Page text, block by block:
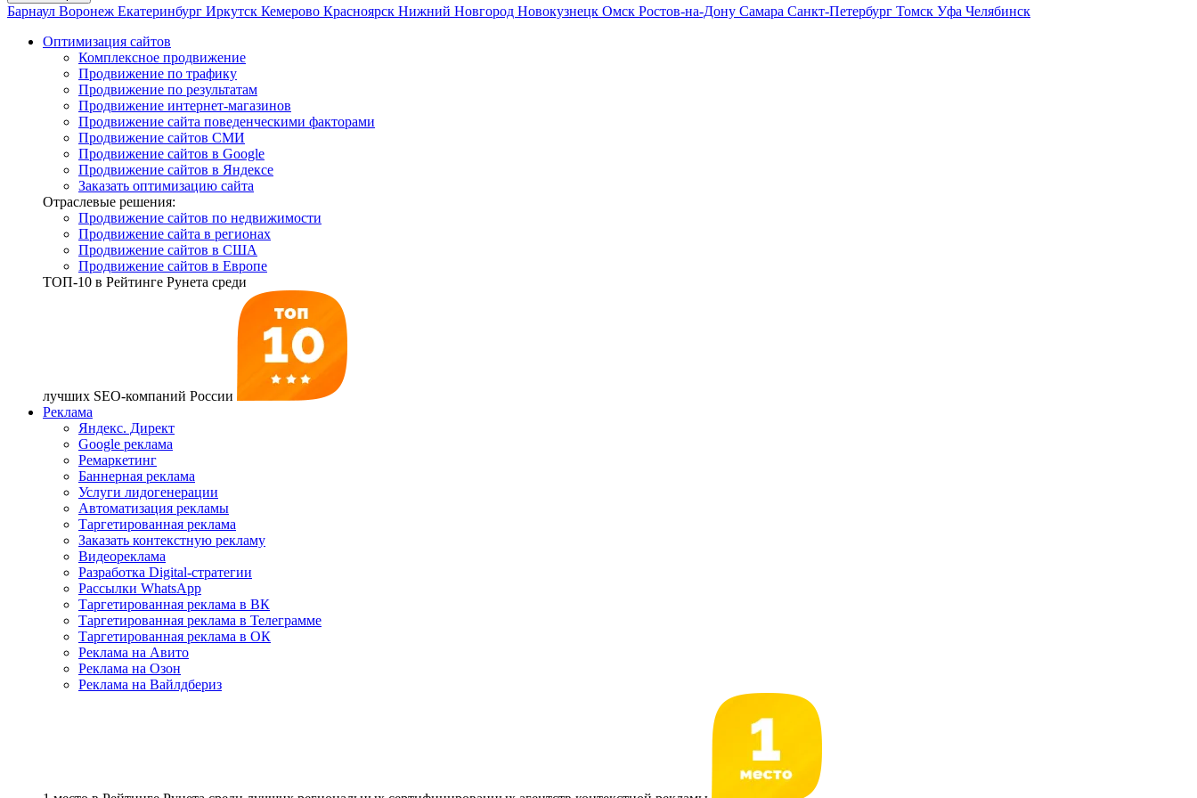
Барнаул Воронеж Екатеринбург Иркутск Кемерово Красноярск Нижний Новгород Новокузнецк Омск Ростов-на-Дону Самара Санкт-Петербург Томск Уфа Челябинск
Оптимизация сайтов
Комплексное продвижение
Продвижение по трафику
Продвижение по результатам
Продвижение интернет-магазинов
Продвижение сайта поведенческими факторами
Продвижение сайтов СМИ
Продвижение сайтов в Google
Продвижение сайтов в Яндексе
Заказать оптимизацию сайта
Отраслевые решения:
Продвижение сайтов по недвижимости
Продвижение сайта в регионах
Продвижение сайтов в США
Продвижение сайтов в Европе
ТОП-10 в Рейтинге Рунета среди
лучших SEO-компаний России
Реклама
Яндекс. Директ
Google реклама
Ремаркетинг
Баннерная реклама
Услуги лидогенерации
Автоматизация рекламы
Таргетированная реклама
Заказать контекстную рекламу
Видеореклама
Разработка Digital-стратегии
Рассылки WhatsApp
Таргетированная реклама в ВК
Таргетированная реклама в Телеграмме
Таргетированная реклама в ОК
Реклама на Авито
Реклама на Озон
Реклама на Вайлдбериз